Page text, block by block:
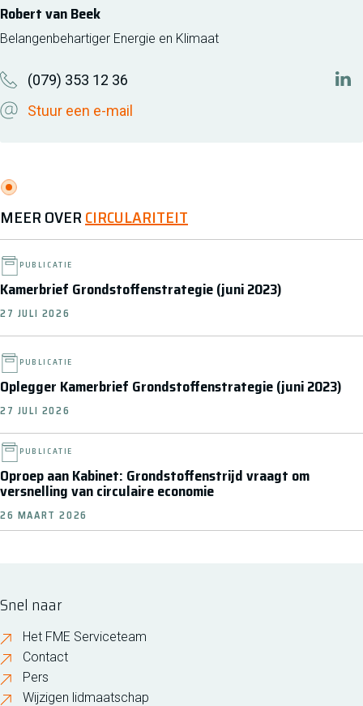
Robert van Beek
Belangenbehartiger Energie en Klimaat
(079) 353 12 36
Stuur een e-mail
MEER OVERCIRCULARITEIT
PUBLICATIE
Kamerbrief Grondstoffenstrategie (juni 2023)
27 JULI 2026
PUBLICATIE
Oplegger Kamerbrief Grondstoffenstrategie (juni 2023)
27 JULI 2026
PUBLICATIE
Oproep aan Kabinet: Grondstoffenstrijd vraagt om
versnelling van circulaire economie
26 MAART 2026
Snel naar
Het FME Serviceteam
Contact
Pers
Wijzigen lidmaatschap